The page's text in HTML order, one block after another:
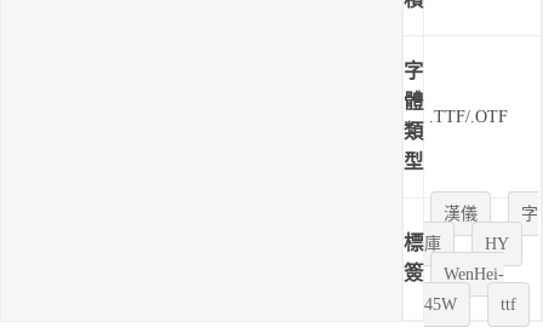
字
體
類
型
.TTF/.OTF
標
簽
漢儀
字
庫
HY
WenHei-
45W
ttf